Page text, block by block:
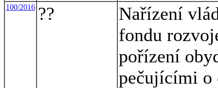
100/2016 ??
Nařízení
fondu
pořízení
pečujícími o